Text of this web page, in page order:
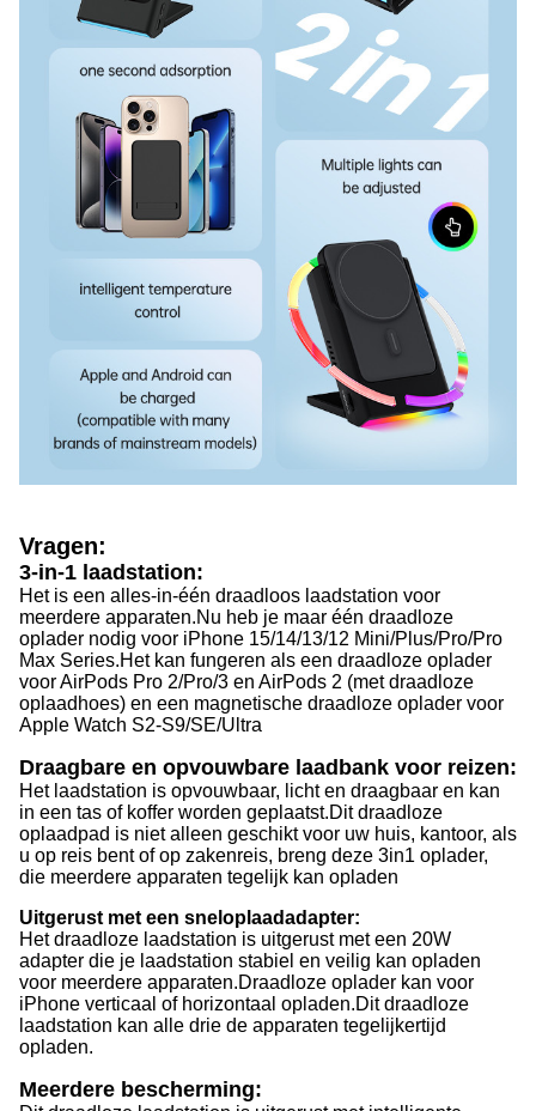
Vragen:
3-in-1 laadstation:
Het is een alles-in-één draadloos laadstation voor
meerdere apparaten.Nu heb je maar één draadloze
oplader nodig voor iPhone 15/14/13/12 Mini/Plus/Pro/Pro
Max Series.Het kan fungeren als een draadloze oplader
voor AirPods Pro 2/Pro/3 en AirPods 2 (met draadloze
oplaadhoes) en een magnetische draadloze oplader voor
Apple Watch S2-S9/SE/Ultra
Draagbare en opvouwbare laadbank voor reizen:
Het laadstation is opvouwbaar, licht en draagbaar en kan
in een tas of koffer worden geplaatst.Dit draadloze
oplaadpad is niet alleen geschikt voor uw huis, kantoor, als
u op reis bent of op zakenreis, breng deze 3in1 oplader,
die meerdere apparaten tegelijk kan opladen
Uitgerust met een sneloplaadadapter:
Het draadloze laadstation is uitgerust met een 20W
adapter die je laadstation stabiel en veilig kan opladen
voor meerdere apparaten.Draadloze oplader kan voor
iPhone verticaal of horizontaal opladen.Dit draadloze
laadstation kan alle drie de apparaten tegelijkertijd
opladen.
Meerdere bescherming: